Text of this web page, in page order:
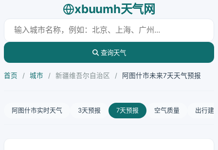
xbuumh天气网
查询天气
首页 / 城市 / 新疆维吾尔自治区 / 阿图什市未来7天天气预报
阿图什市实时天气 3天预报 7天预报 空气质量 出行建